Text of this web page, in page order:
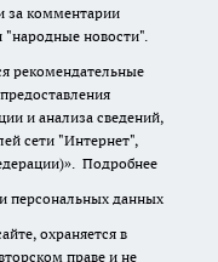
за комментарии
"народные новости".
рекомендательные
и анализа сведений,
сети "Интернет",
Подробнее
персональных данных
охраняется в
праве и не